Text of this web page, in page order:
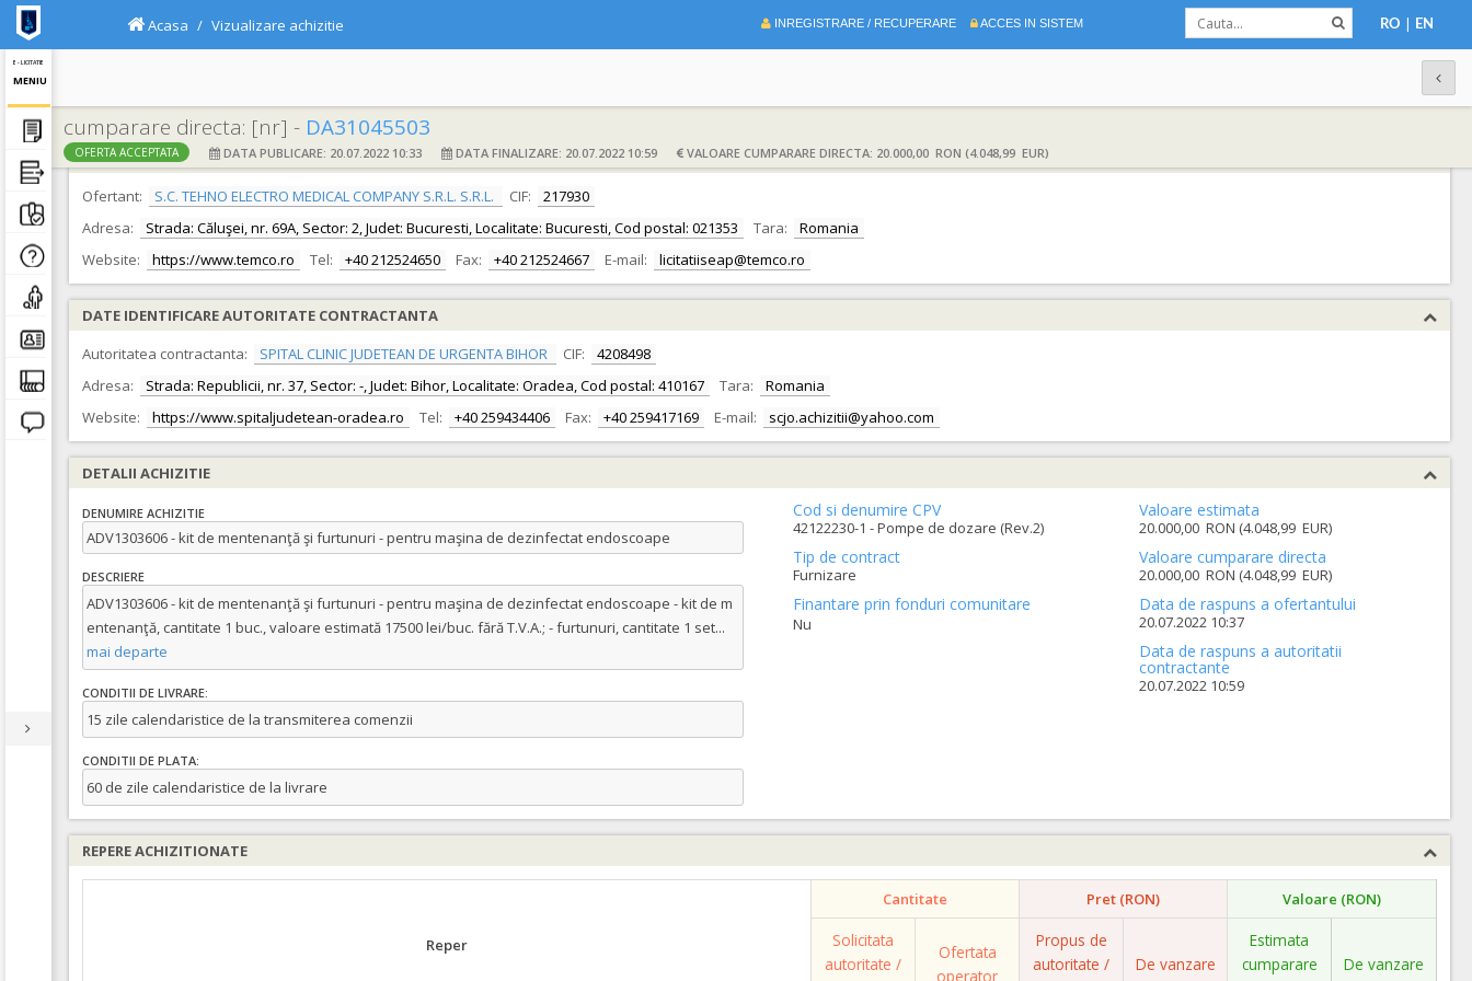
E - LICITATIE
MENIU
INREGISTRARE / RECUPERARE ACCES IN SISTEM RO | EN
Acasa Vizualizare achizitie
cumparare directa: [nr] - DA31045503
OFERTA ACCEPTATA DATA PUBLICARE: 20.07.2022 10:33 DATA FINALIZARE: 20.07.2022 10:59 VALOARE CUMPARARE DIRECTA: 20.000,00 RON (4.048,99 EUR)
DATE IDENTIFICARE OFERTANT
Ofertant:
S.C. TEHNO ELECTRO MEDICAL COMPANY S.R.L. S.R.L. CIF:
217930
Adresa:
Strada: Căluşei, nr. 69A, Sector: 2, Judet: Bucuresti, Localitate: Bucuresti, Cod postal: 021353 Tara:
Romania
Website:
https://www.temco.ro Tel: +40 212524650 Fax: +40 212524667 E-mail: licitatiiseap@temco.ro
DATE IDENTIFICARE AUTORITATE CONTRACTANTA
Autoritatea contractanta:
SPITAL CLINIC JUDETEAN DE URGENTA BIHOR CIF:
4208498
Adresa:
Strada: Republicii, nr. 37, Sector: -, Judet: Bihor, Localitate: Oradea, Cod postal: 410167 Tara:
Romania
Website:
https://www.spitaljudetean-oradea.ro Tel: +40 259434406 Fax: +40 259417169 E-mail: scjo.achizitii@yahoo.com
DETALII ACHIZITIE
DENUMIRE ACHIZITIE
ADV1303606 - kit de mentenanţă şi furtunuri - pentru maşina de dezinfectat endoscoape
DESCRIERE
ADV1303606 - kit de mentenanţă şi furtunuri - pentru maşina de dezinfectat endoscoape - kit de m
entenanţă, cantitate 1 buc., valoare estimată 17500 lei/buc. fără T.V.A.; - furtunuri, cantitate 1 set...
mai departe
CONDITII DE LIVRARE:
15 zile calendaristice de la transmiterea comenzii
CONDITII DE PLATA:
60 de zile calendaristice de la livrare
Cod si denumire CPV
42122230-1 - Pompe de dozare (Rev.2)
Tip de contract
Furnizare
Finantare prin fonduri comunitare
Nu
Valoare estimata
20.000,00 RON (4.048,99 EUR)
Valoare cumparare directa
20.000,00 RON (4.048,99 EUR)
Data de raspuns a ofertantului
20.07.2022 10:37
Data de raspuns a autoritatii
contractante
20.07.2022 10:59
REPERE ACHIZITIONATE
Reper
Cantitate Pret (RON) Valoare (RON)
Solicitata
autoritate /
Ofertata
operator
Propus de
autoritate /
De vanzare
Estimata
cumparare
De vanzare